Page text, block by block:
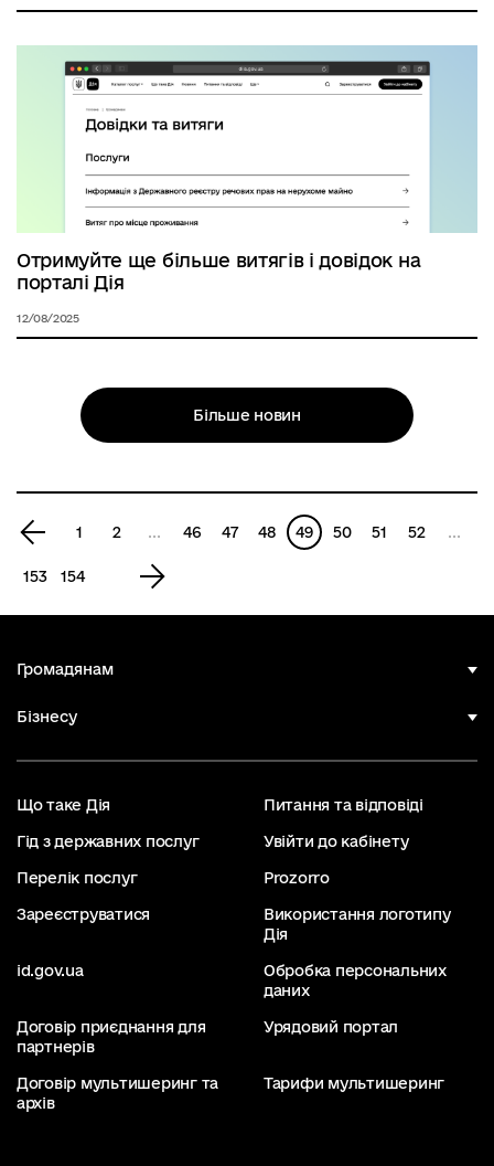
Отримуйте ще більше витягів і довідок на
порталі Дія
12/08/2025
Більше новин
1 2 ... 46 47 48 49 50 51 52 ...
153 154
Громадянам
Бізнесу
Що таке Дія Питання та відповіді
Гід з державних послуг Увійти до кабінету
Перелік послуг Prozorro
Зареєструватися
Використання логотипу
Дія
id.gov.ua
Обробка персональних
даних
Договір приєднання для
партнерів
Урядовий портал
Договір мультишеринг та
архів
Тарифи мультишеринг